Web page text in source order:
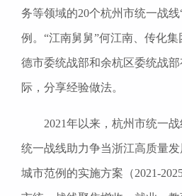
务等领域的20个杭州市统一战
例。“江南舅舅”何江南、传化
德市委统战部和余杭区委统战
际，分享经验做法。
2021年以来，杭州市统一
统一战线助力争当浙江高质量
城市范例的实施方案（2021-